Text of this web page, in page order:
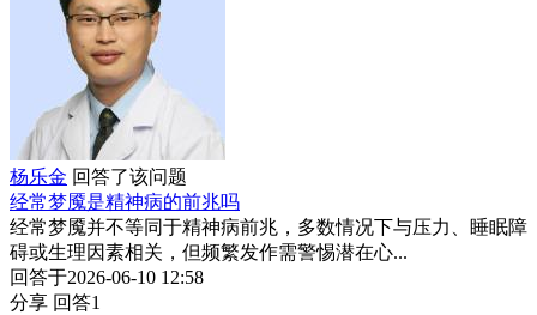
杨乐金 回答了该问题
经常梦魇是精神病的前兆吗
经常梦魇并不等同于精神病前兆，多数情况下与压力、睡眠障
碍或生理因素相关，但频繁发作需警惕潜在心...
回答于2026-06-10 12:58
分享 回答1